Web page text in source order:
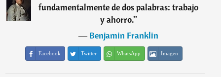
fundamentalmente de dos palabras: trabajo
y ahorro.”
―Benjamin Franklin
Facebook Twitter WhatsApp Imagen